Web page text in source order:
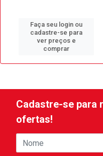
Faça seu login ou
cadastre-se para
ver preços e
comprar
Cadastre-se para
ofertas!